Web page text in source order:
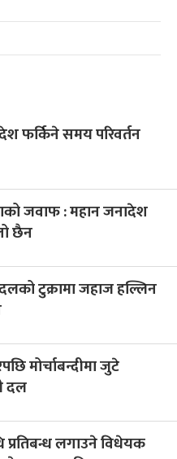
फर्किने समय परिवर्तन
जवाफ : महान जनादेश
छैन
टुक्रामा जहाज हल्लिन
मोर्चाबन्दीमा जुटे
दल
प्रतिबन्ध लगाउने विधेयक